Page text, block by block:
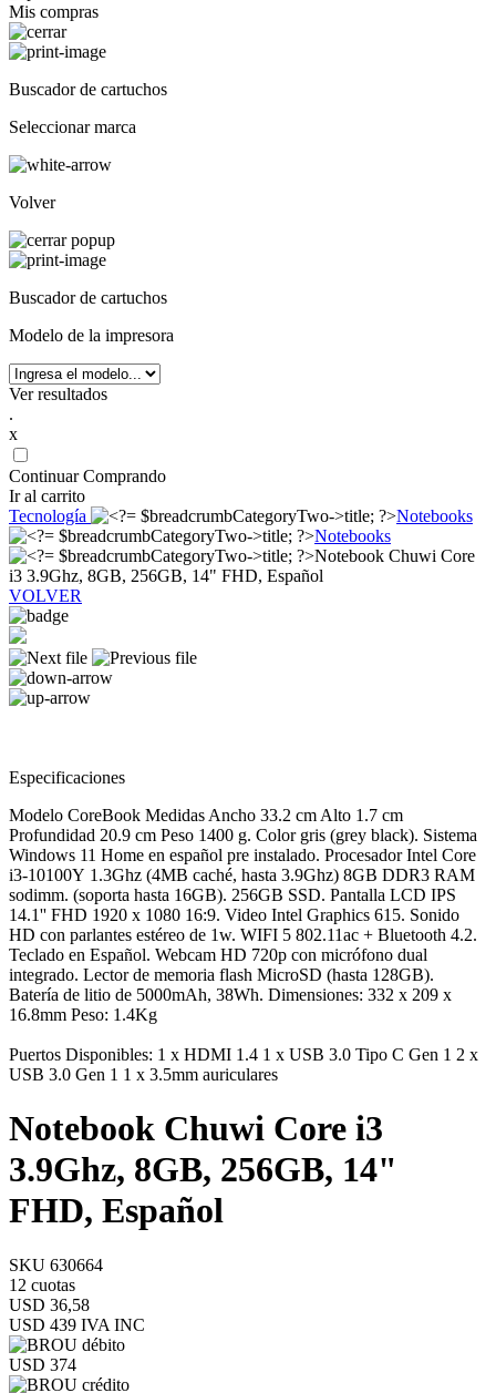
Mis compras
Buscador de cartuchos
Seleccionar marca
Volver
Buscador de cartuchos
Modelo de la impresora
Ver resultados
.
x
Continuar Comprando
Ir al carrito
Tecnología
Notebooks
Notebooks
Notebook Chuwi Core
i3 3.9Ghz, 8GB, 256GB, 14" FHD, Español
VOLVER
Especificaciones
Modelo CoreBook Medidas Ancho 33.2 cm Alto 1.7 cm
Profundidad 20.9 cm Peso 1400 g. Color gris (grey black). Sistema
Windows 11 Home en español pre instalado. Procesador Intel Core
i3-10100Y 1.3Ghz (4MB caché, hasta 3.9Ghz) 8GB DDR3 RAM
sodimm. (soporta hasta 16GB). 256GB SSD. Pantalla LCD IPS
14.1'' FHD 1920 x 1080 16:9. Video Intel Graphics 615. Sonido
HD con parlantes estéreo de 1w. WIFI 5 802.11ac + Bluetooth 4.2.
Teclado en Español. Webcam HD 720p con micrófono dual
integrado. Lector de memoria flash MicroSD (hasta 128GB).
Batería de litio de 5000mAh, 38Wh. Dimensiones: 332 x 209 x
16.8mm Peso: 1.4Kg
Puertos Disponibles: 1 x HDMI 1.4 1 x USB 3.0 Tipo C Gen 1 2 x
USB 3.0 Gen 1 1 x 3.5mm auriculares
Notebook Chuwi Core i3
3.9Ghz, 8GB, 256GB, 14"
FHD, Español
SKU 630664
12 cuotas
USD 36,58
USD 439 IVA INC
USD 374